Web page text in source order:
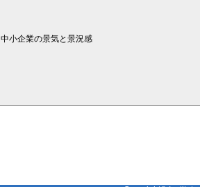
中小企業の景気と景況感